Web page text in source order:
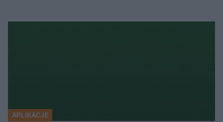
APLIKACJE